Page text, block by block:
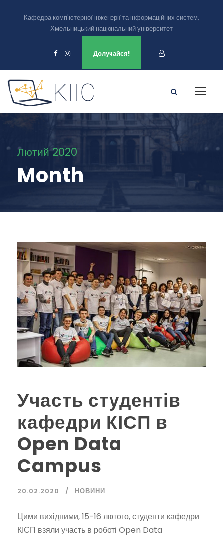
Кафедра комп'ютерної інженерії та інформаційних систем,
Хмельницький національний університет
Долучайся!
Лютий 2020
Month
Участь студентів
кафедри КІСП в
Open Data
Campus
20.02.2020 НОВИНИ
Цими вихідними, 15-16 лютого, студенти кафедри
КІСП взяли участь в роботі Open Data